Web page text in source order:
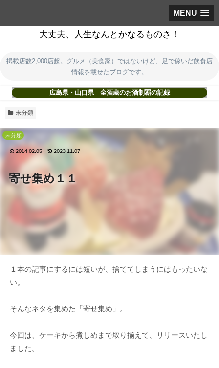
MENU
大丈夫、人生なんとかなるものさ！
掲載店数2,000店超。グルメ（美食家）ではないけど、足で稼いだ飲食店
情報を載せたブログです。
広島県・山口県 全酒蔵のお酒制覇の記録
未分類
寄せ集め１１
未分類
2014.02.05 2023.11.07
１本の記事にするには短いが、捨ててしまうにはもったいな
い。
そんなネタを集めた「寄せ集め」。
今回は、ケーキから煮しめまで取り揃えて、リリースいたし
ました。